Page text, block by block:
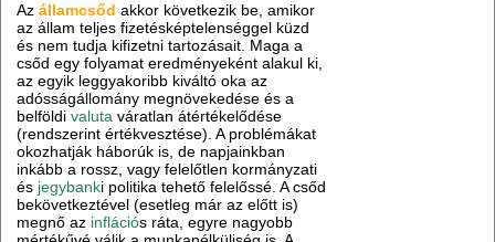
Azállamcsőd akkor következik be, amikor
az állam teljes fizetésképtelenséggel küzd
és nem tudja kifizetni tartozásait. Maga a
csőd egy folyamat eredményeként alakul ki,
az egyik leggyakoribb kiváltó oka az
adósságállomány megnövekedése és a
belföldivaluta váratlan átértékelődése
(rendszerint értékvesztése). A problémákat
okozhatják háborúk is, de napjainkban
inkább a rossz, vagy felelőtlen kormányzati
és jegybanki politika tehető felelőssé. A csőd
bekövetkeztével (esetleg már az előtt is)
megnő az inflációs ráta, egyre nagyobb